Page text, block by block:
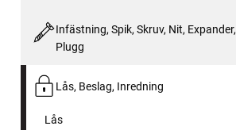
Infästning, Spik, Skruv, Nit, Expander,
Plugg
Lås, Beslag, Inredning
Lås